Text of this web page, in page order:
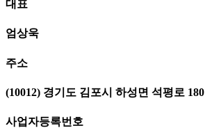
대표
엄상욱
주소
(10012) 경기도 김포시 하성면 석평로 180
사업자등록번호